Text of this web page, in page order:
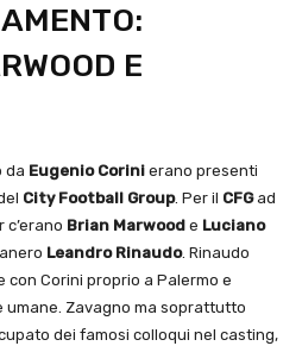
E
da Eugenio Corini erano presenti
City Football Group. Per il CFGad
Brian Marwood e Luciano
Leandro Rinaudo. Rinaudo
con Corini proprio a Palermo e
umane. Zavagno ma soprattutto
dei famosi colloqui nel casting,